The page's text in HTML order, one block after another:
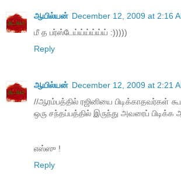
ஆயில்யன் December 12, 2009 at 2:16
மீ த பர்ஸ்டேய்ய்ய்ய்ய்ய் :)))))
Reply
ஆயில்யன் December 12, 2009 at 2:21
//ஆரம்பத்தில் ரஜினியை பிடிக்காதவர்கள்
ஒரு சந்தப்பத்தில் இருந்து அவரைப் பிடிக்க
எஸ்ஸு !
Reply